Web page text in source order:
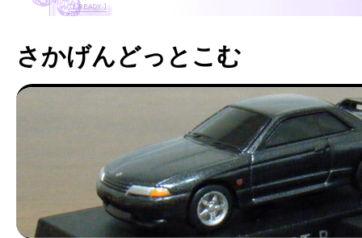
さかげんどっとこむ